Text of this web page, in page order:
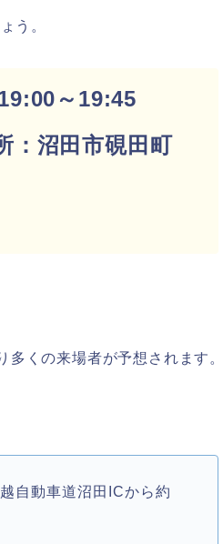
う。
～19:45
：沼田市硯田町
くの来場者が予想されます。
自動車道沼田ICから約